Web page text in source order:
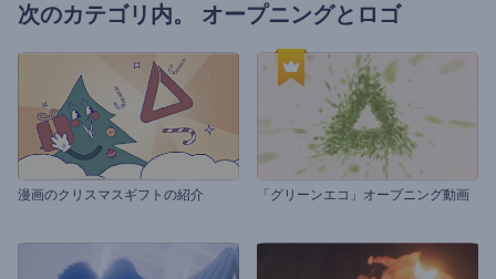
次のカテゴリ内。 オープニングとロゴ
漫画のクリスマスギフトの紹介 「グリーンエコ」オープニング動画